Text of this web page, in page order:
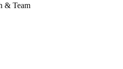
& Team